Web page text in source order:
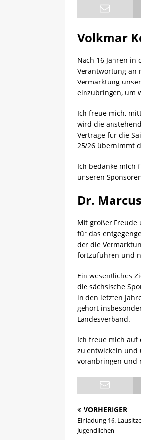
Volkmar
Nach 16 Jahren in
Verantwortung an
Vermarktung
einzubringen, um
Ich freue mich,
wird die
Verträge für die
25/26 übernimmt
Ich bedanke mich
unseren
Dr.
Mit großer Freude
für das
der die
fortzuführen und
Ein wesentliches
die sächsische
in den letzten
gehört
Landesverband.
Ich freue mich auf
zu entwickeln und
voranbringen und
VORHERIGER
Einladung 16.
Jugendlichen